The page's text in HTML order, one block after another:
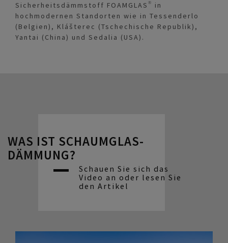
Sicherheitsdämmstoff FOAMGLAS® in
hochmodernen Standorten wie in Tessenderlo
(Belgien), Klášterec (Tschechische Republik),
Yantai (China) und Sedalia (USA).
WAS IST SCHAUMGLAS-
DÄMMUNG?
Schauen Sie sich das
Video an oder lesen Sie
den Artikel